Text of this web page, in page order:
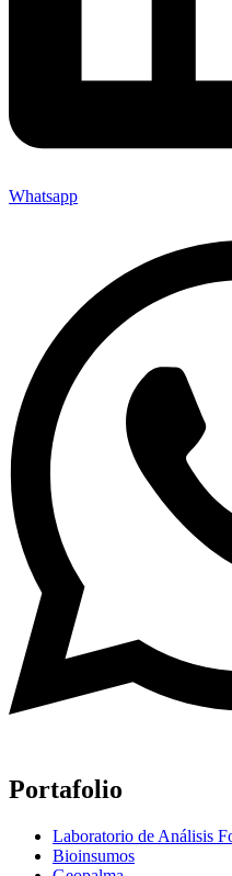
Whatsapp
Portafolio
Laboratorio de Análisis
Bioinsumos